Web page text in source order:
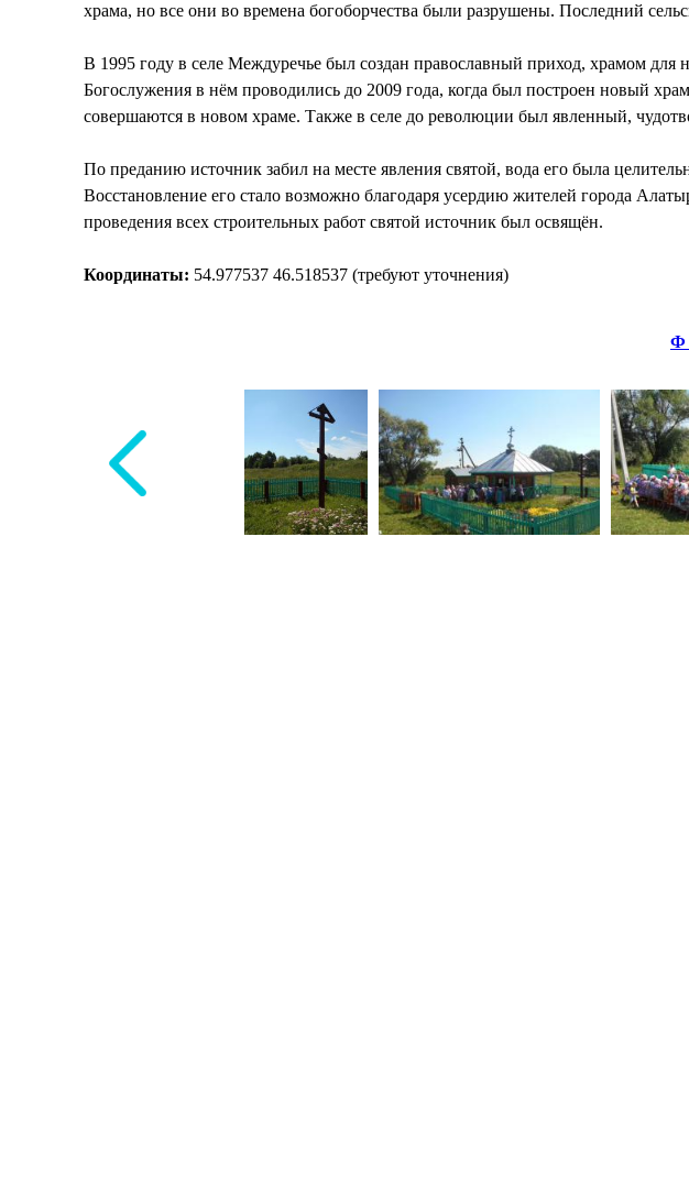
храма, но все они во времена богоборчества были разрушены. Последний
В 1995 году в селе Междуречье был создан православный приход, храмом
Богослужения в нём проводились до 2009 года, когда был построен новый
совершаются в новом храме. Также в селе до революции был явленный,
По преданию источник забил на месте явления святой, вода его была
Восстановление его стало возможно благодаря усердию жителей города
проведения всех строительных работ святой источник был освящён.
Координаты: 54.977537 46.518537 (требуют уточнения)
Ф